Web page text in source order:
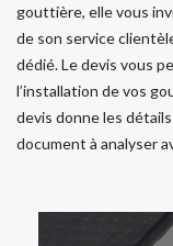
gouttière, elle vous
de son service
dédié. Le devis vous
l’installation de vos
devis donne les
document à analyser